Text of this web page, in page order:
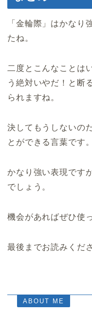
「金輪際」はかなり
たね。
二度とこんなことは
う絶対いやだ！と断
られますね。
決してもうしないの
とができる言葉です。
かなり強い表現です
でしょう。
機会があればぜひ使
最後までお読みくだ
ABOUT ME